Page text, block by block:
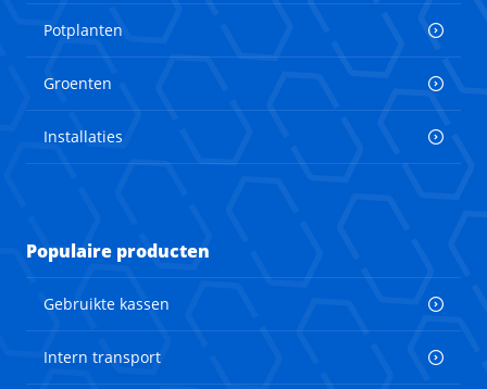
Potplanten
Groenten
Installaties
Populaire producten
Gebruikte kassen
Intern transport